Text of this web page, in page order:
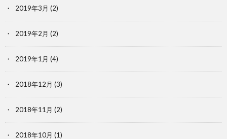
2019年3月 (2)
2019年2月 (2)
2019年1月 (4)
2018年12月 (3)
2018年11月 (2)
2018年10月 (1)